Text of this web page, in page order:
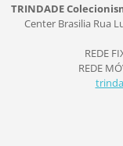
TRINDADE
Center Brasilia Rua
REDE
REDE